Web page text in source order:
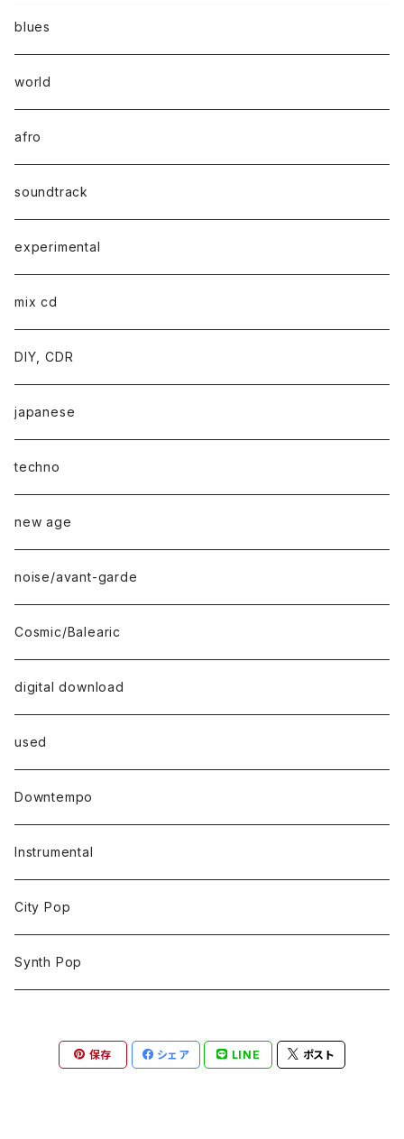
blues
world
afro
soundtrack
experimental
mix cd
DIY, CDR
japanese
techno
new age
noise/avant-garde
Cosmic/Balearic
digital download
used
Downtempo
Instrumental
City Pop
Synth Pop
保存 シェア LINE ポスト